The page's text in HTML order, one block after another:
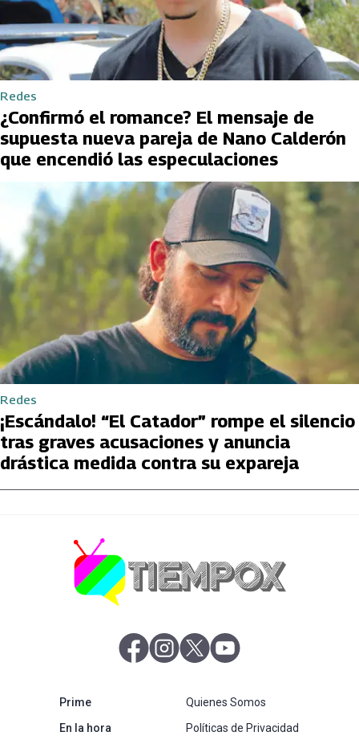
Redes
¿Confirmó el romance? El mensaje de
supuesta nueva pareja de Nano Calderón
que encendió las especulaciones
Redes
¡Escándalo! “El Catador” rompe el silencio
tras graves acusaciones y anuncia
drástica medida contra su expareja
abre en nueva pestaña
abre en nueva pestaña
abre en nueva pestaña
Primeabre en nueva pestaña
En la horaabre en nueva pestaña
Quienes Somos
Políticas de Privacidad